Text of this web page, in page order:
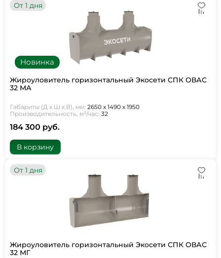
Новинка
От 1 дня
Жироуловитель горизонтальный Экосети СПК ОВАС
32 МА
Габариты (Д х Ш х В), мм: 2650 х 1490 х 1950
Производительность, м³/час: 32
184 300 руб.
В корзину
От 1 дня
Жироуловитель горизонтальный Экосети СПК ОВАС
32 МГ